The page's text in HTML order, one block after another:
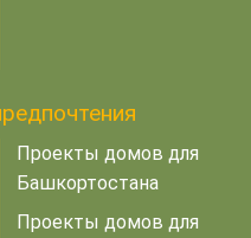
Проекты домов для
Башкортостана
Проекты домов для